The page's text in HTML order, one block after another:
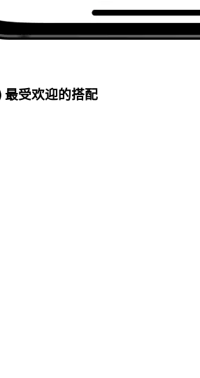
最受欢迎的搭配